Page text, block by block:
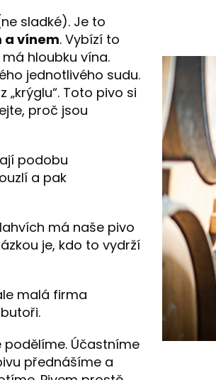
sladké). Je to
a vínem. Vybízí to
hloubku vína.
jednotlivého sudu.
„krýglu“. Toto pivo si
proč jsou
podobu
a pak
má naše pivo
je, kdo to vydrží
malá firma
Účastníme
přednášíme a